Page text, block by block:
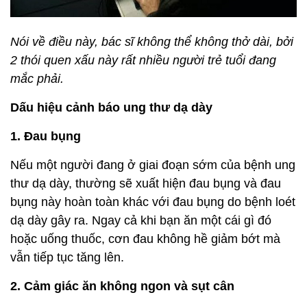
Nói về điều này, bác sĩ không thể không thở dài, bởi
2 thói quen xấu này rất nhiều người trẻ tuổi đang
mắc phải.
Dấu hiệu cảnh báo ung thư dạ dày
1. Đau bụng
Nếu một người đang ở giai đoạn sớm của bệnh ung
thư dạ dày, thường sẽ xuất hiện đau bụng và đau
bụng này hoàn toàn khác với đau bụng do bệnh loét
dạ dày gây ra. Ngay cả khi bạn ăn một cái gì đó
hoặc uống thuốc, cơn đau không hề giảm bớt mà
vẫn tiếp tục tăng lên.
2. Cảm giác ăn không ngon và sụt cân